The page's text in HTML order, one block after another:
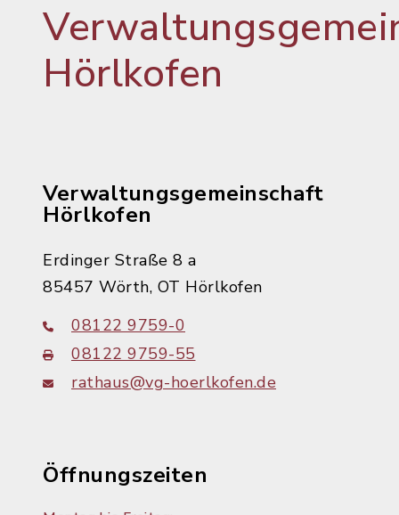
Hörlkofen
Verwaltungsgemeinschaft
Hörlkofen
Erdinger Straße 8 a
85457 Wörth, OT Hörlkofen
08122 9759-0
08122 9759-55
rathaus@vg-hoerlkofen.de
Öffnungszeiten